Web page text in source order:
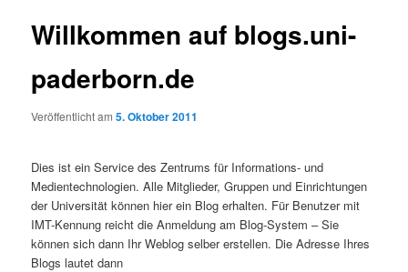
Willkommen auf blogs.uni-
paderborn.de
Veröffentlicht am5. Oktober 2011
Dies ist ein Service des Zentrums für Informations- und
Medientechnologien. Alle Mitglieder, Gruppen und Einrichtungen
der Universität können hier ein Blog erhalten. Für Benutzer mit
IMT-Kennung reicht die Anmeldung am Blog-System – Sie
können sich dann Ihr Weblog selber erstellen. Die Adresse Ihres
Blogs lautet dann